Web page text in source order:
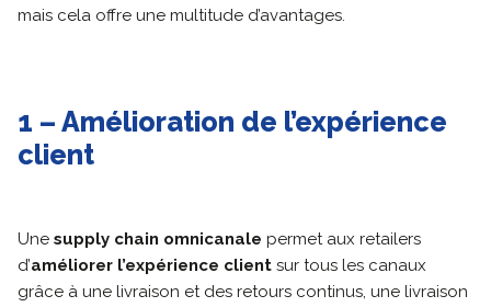
mais cela offre une multitude d’avantages.
1 – Amélioration de l’expérience
client
Une supply chain omnicanale permet aux retailers
d’améliorer l’expérience client sur tous les canaux
grâce à une livraison et des retours continus, une livraison